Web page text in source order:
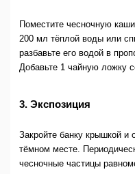
Поместите чесночную
200 мл тёплой воды или
разбавьте его водой в
Добавьте 1 чайную ложку
3. Экспозиция
Закройте банку крышкой и
тёмном месте.
чесночные частицы